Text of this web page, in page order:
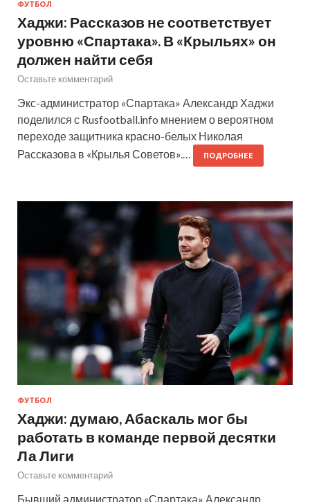
ФУТБОЛ
Хаджи: Рассказов не соответствует
уровню «Спартака». В «Крыльях» он
должен найти себя
Оставьте комментарий
Экс-администратор «Спартака» Александр Хаджи
поделился с Rusfootball.info мнением о вероятном
переходе защитника красно-белых Николая
Рассказова в «Крылья Советов».…
ПОДРОБНЕЕ
ФУТБОЛ
Хаджи: думаю, Абаскаль мог бы
работать в команде первой десятки
Ла Лиги
Оставьте комментарий
Бывший администратор «Спартака» Александр